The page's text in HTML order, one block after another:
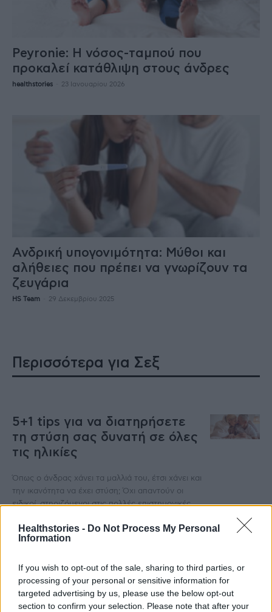
Healthstories - Do Not Process My Personal
Information
If you wish to opt-out of the sale, sharing to third parties, or
processing of your personal or sensitive information for
targeted advertising by us, please use the below opt-out
section to confirm your selection. Please note that after your
Peyronie: Η νόσος-ταμπού που
προκαλεί κατάθλιψη στους άνδρες
healthstories 23 Ιανουαρίου 2026
Ανδρική υπογονιμότητα: Μύθοι και
αλήθειες που πρέπει να γνωρίζουν τα
ζευγάρια
HS Team 29 Δεκεμβρίου 2025
Περισσότερα για Σεξ
5+1 tips για να διατηρήσετε
τη στύση σας δυνατή σε όλες
τις ηλικίες
Όπως ο άνδρας χάνει τα μαλλιά του, έτσι χάνει και
την ικανότητα να έχει στύση; Όχι απαντούν οι
ειδικοί, στηριζόμενοι στις πολλές επιστημονικές
HS Team - 22 Αυγούστου 2025
την αφήσετε να χαλάσει το
καλοκαίρι σας